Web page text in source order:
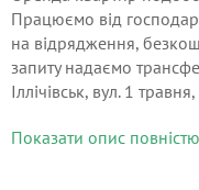
Працюємо від
на відрядження,
запиту надаємо
Іллічівськ, вул. 1
кімнати рздільні, к.
Показати опис повністю